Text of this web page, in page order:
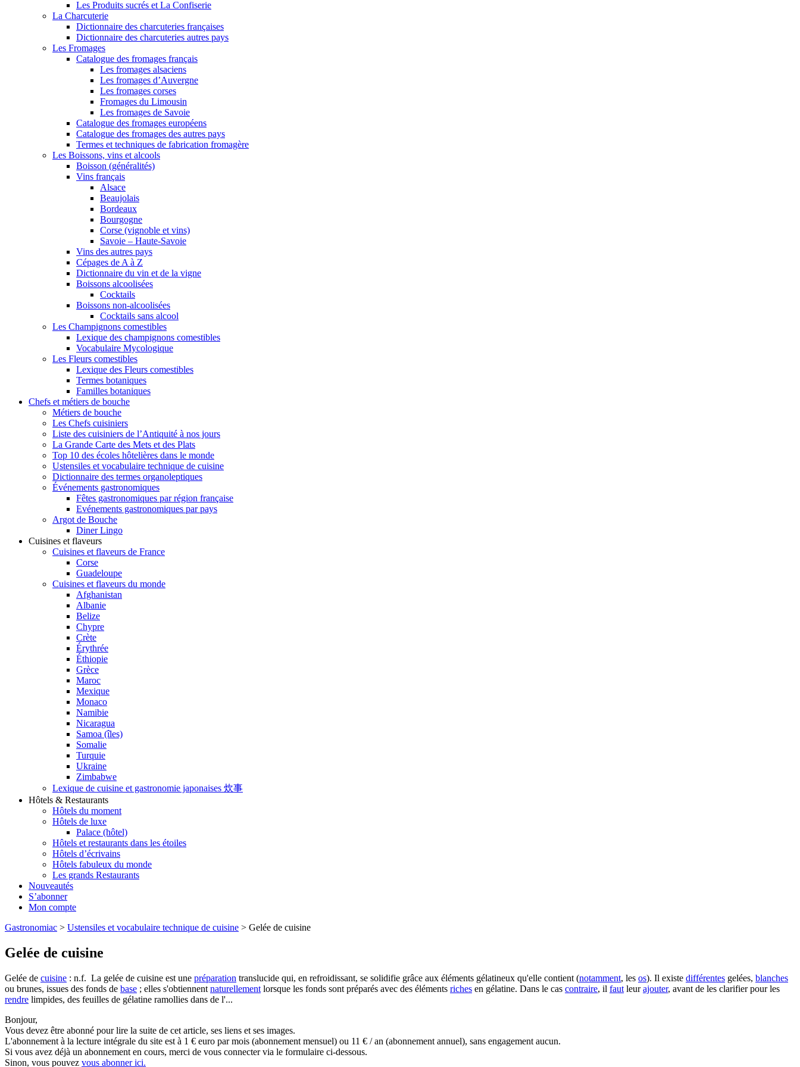
Les Produits sucrés et La Confiserie
La Charcuterie
Dictionnaire des charcuteries françaises
Dictionnaire des charcuteries autres pays
Les Fromages
Catalogue des fromages français
Les fromages alsaciens
Les fromages d’Auvergne
Les fromages corses
Fromages du Limousin
Les fromages de Savoie
Catalogue des fromages européens
Catalogue des fromages des autres pays
Termes et techniques de fabrication fromagère
Les Boissons, vins et alcools
Boisson (généralités)
Vins français
Alsace
Beaujolais
Bordeaux
Bourgogne
Corse (vignoble et vins)
Savoie – Haute-Savoie
Vins des autres pays
Cépages de A à Z
Dictionnaire du vin et de la vigne
Boissons alcoolisées
Cocktails
Boissons non-alcoolisées
Cocktails sans alcool
Les Champignons comestibles
Lexique des champignons comestibles
Vocabulaire Mycologique
Les Fleurs comestibles
Lexique des Fleurs comestibles
Termes botaniques
Familles botaniques
Chefs et métiers de bouche
Métiers de bouche
Les Chefs cuisiniers
Liste des cuisiniers de l’Antiquité à nos jours
La Grande Carte des Mets et des Plats
Top 10 des écoles hôtelières dans le monde
Ustensiles et vocabulaire technique de cuisine
Dictionnaire des termes organoleptiques
Événements gastronomiques
Fêtes gastronomiques par région française
Evénements gastronomiques par pays
Argot de Bouche
Diner Lingo
Cuisines et flaveurs
Cuisines et flaveurs de France
Corse
Guadeloupe
Cuisines et flaveurs du monde
Afghanistan
Albanie
Belize
Chypre
Crète
Érythrée
Éthiopie
Grèce
Maroc
Mexique
Monaco
Namibie
Nicaragua
Samoa (îles)
Somalie
Turquie
Ukraine
Zimbabwe
Lexique de cuisine et gastronomie japonaises 炊事
Hôtels & Restaurants
Hôtels du moment
Hôtels de luxe
Palace (hôtel)
Hôtels et restaurants dans les étoiles
Hôtels d’écrivains
Hôtels fabuleux du monde
Les grands Restaurants
Nouveautés
S’abonner
Mon compte
Gastronomiac > Ustensiles et vocabulaire technique de cuisine > Gelée de cuisine
Gelée de cuisine
Gelée de cuisine : n.f. La gelée de cuisine est une préparation translucide qui, en refroidissant, se solidifie grâce aux éléments gélatineux qu'elle contient (notamment, les os). Il existe différentes gelées, blanches
ou brunes, issues des fonds de base ; elles s'obtiennent naturellement lorsque les fonds sont préparés avec des éléments riches en gélatine. Dans le cas contraire, il faut leurajouter, avant de les clarifier pour les
rendre limpides, des feuilles de gélatine ramollies dans de l'...
Bonjour,
Vous devez être abonné pour lire la suite de cet article, ses liens et ses images.
L'abonnement à la lecture intégrale du site est à 1 € euro par mois (abonnement mensuel) ou 11 € / an (abonnement annuel), sans engagement aucun.
Si vous avez déjà un abonnement en cours, merci de vous connecter via le formulaire ci-dessous.
Sinon, vous pouvez vous abonner ici.